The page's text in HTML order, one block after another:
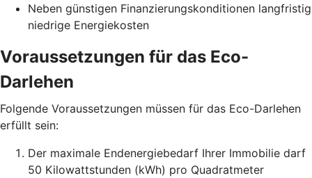
Neben günstigen Finanzierungskonditionen langfristig
niedrige Energiekosten
Voraussetzungen für das Eco-
Darlehen
Folgende Voraussetzungen müssen für das Eco-Darlehen
erfüllt sein:
Der maximale Endenergiebedarf Ihrer Immobilie darf
50 Kilowattstunden (kWh) pro Quadratmeter